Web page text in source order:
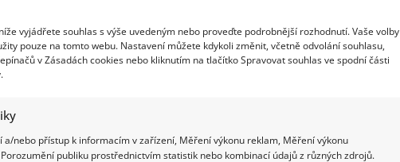
vyjádřete souhlas s výše uvedeným nebo proveďte podrobnější rozhodnutí. Vaše volby
pouze na tomto webu. Nastavení můžete kdykoli změnit, včetně odvolání souhlasu,
v Zásadách cookies nebo kliknutím na tlačítko Spravovat souhlas ve spodní části
a/nebo přístup k informacím v zařízení, Měření výkonu reklam, Měření výkonu
publiku prostřednictvím statistik nebo kombinací údajů z různých zdrojů.